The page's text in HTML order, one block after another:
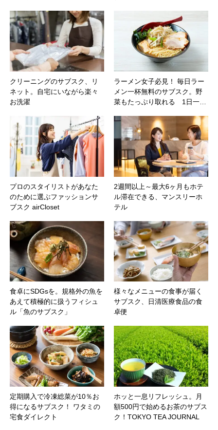
クリーニングのサブスク、リ
ネット。自宅にいながら楽々
お洗濯
ラーメン女子必見！ 毎日ラー
メン一杯無料のサブスク。野
菜もたっぷり取れる 1日一…
プロのスタイリストがあなた
のために選ぶファッションサ
ブスク airCloset
2週間以上～最大6ヶ月もホテ
ル滞在できる、マンスリーホ
テル
食卓にSDGsを。規格外の魚を
あえて積極的に扱うフィシュ
ル「魚のサブスク」
様々なメニューの食事が届く
サブスク、日清医療食品の食
卓便
定期購入で冷凍総菜が10％お
得になるサブスク！ ワタミの
宅食ダイレクト
ホッと一息リフレッシュ。月
額500円で始めるお茶のサブス
ク！TOKYO TEA JOURNAL